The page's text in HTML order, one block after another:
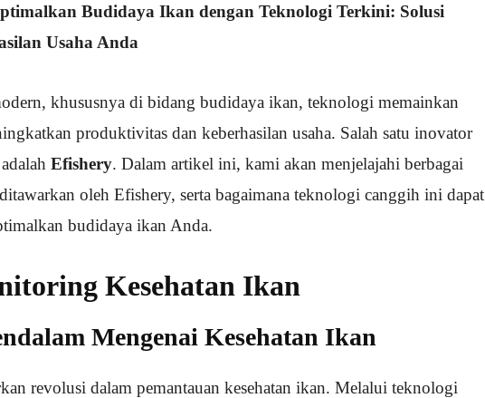
Budidaya Ikan dengan Teknologi Terkini: Solusi
Usaha Anda
khususnya di bidang budidaya ikan, teknologi memainkan
produktivitas dan keberhasilan usaha. Salah satu inovator
Efishery. Dalam artikel ini, kami akan menjelajahi berbagai
oleh Efishery, serta bagaimana teknologi canggih ini dapat
budidaya ikan Anda.
Kesehatan Ikan
Mengenai Kesehatan Ikan
revolusi dalam pemantauan kesehatan ikan. Melalui teknologi